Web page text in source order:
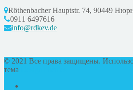
Röthenbacher Hauptstr. 74, 90449
0911 6497616
info@rdkev.de
© 2021 Все права защищены.
тема